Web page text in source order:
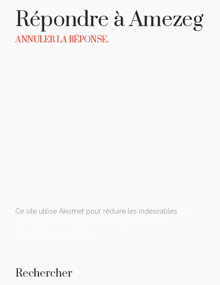
Répondre àAmezeg
ANNULER LA RÉPONSE.
Ce site utilise Akismet pour réduire les indésirables.
Rechercher